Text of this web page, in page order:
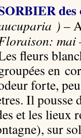
des
) –
mai
fleurs
en
forte,
Il pousse
et les lieux
sur